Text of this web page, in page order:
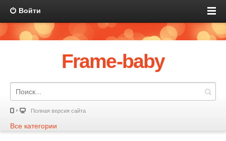
Войти
Frame-baby
Полная версия сайта
Все категории